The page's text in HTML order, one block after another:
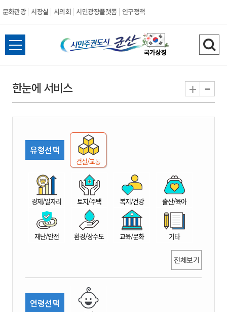
문화관광 시장실 시의회 시민광장플랫폼 인구정책
시
민
권
도
시
산
전
체
뉴
열
검
색
기
한눈에 서비스 + -
유형선택
건설/교통
경제/일자리 토지/주택 복지/건강 출산/육아
재난/안전 환경/상수도 교육/문화 기타
전체보기
연령선택